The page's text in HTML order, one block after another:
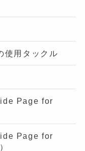
使用タックル
Page for
Page for